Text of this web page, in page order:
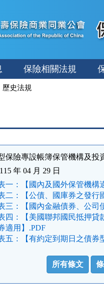
保險相關法規
歷史法規
保險專設帳簿保管機構及投
年 04 月 29 日
一：【國內及國外保管機構
二：【公債、國庫券之發行
三：【國內金融債券、公司
四：【美國聯邦國民抵押
適用】.PDF
五：【有約定到期日之債券
所有條文